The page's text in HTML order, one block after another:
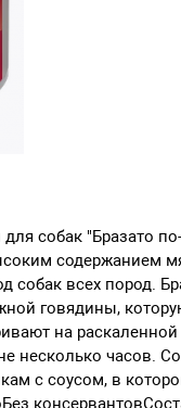
собак "Бразато
содержанием
собак всех пород.
говядины,
на
несколько часов.
с соусом, в